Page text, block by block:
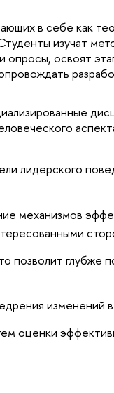
в себе как
изучат
опросы, освоят
лидерского
механизмов
позволит глубже
изменений в
оценки